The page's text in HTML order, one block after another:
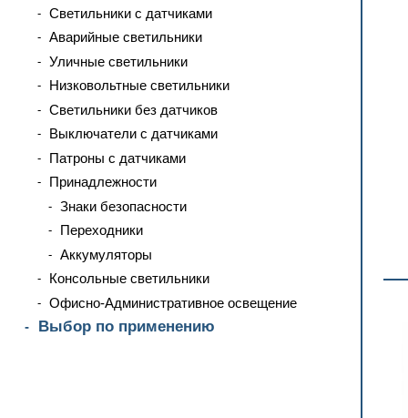
Светильники с датчиками
Аварийные светильники
Уличные светильники
Низковольтные светильники
Светильники без датчиков
Выключатели с датчиками
Патроны с датчиками
Принадлежности
Знаки безопасности
Переходники
Аккумуляторы
Консольные светильники
Офисно-Административное освещение
Выбор по применению